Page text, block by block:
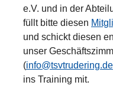
e.V. und in der
füllt bitte diesen
und schickt diesen
unser
(info@tsvtrudering.de
ins Training mit.